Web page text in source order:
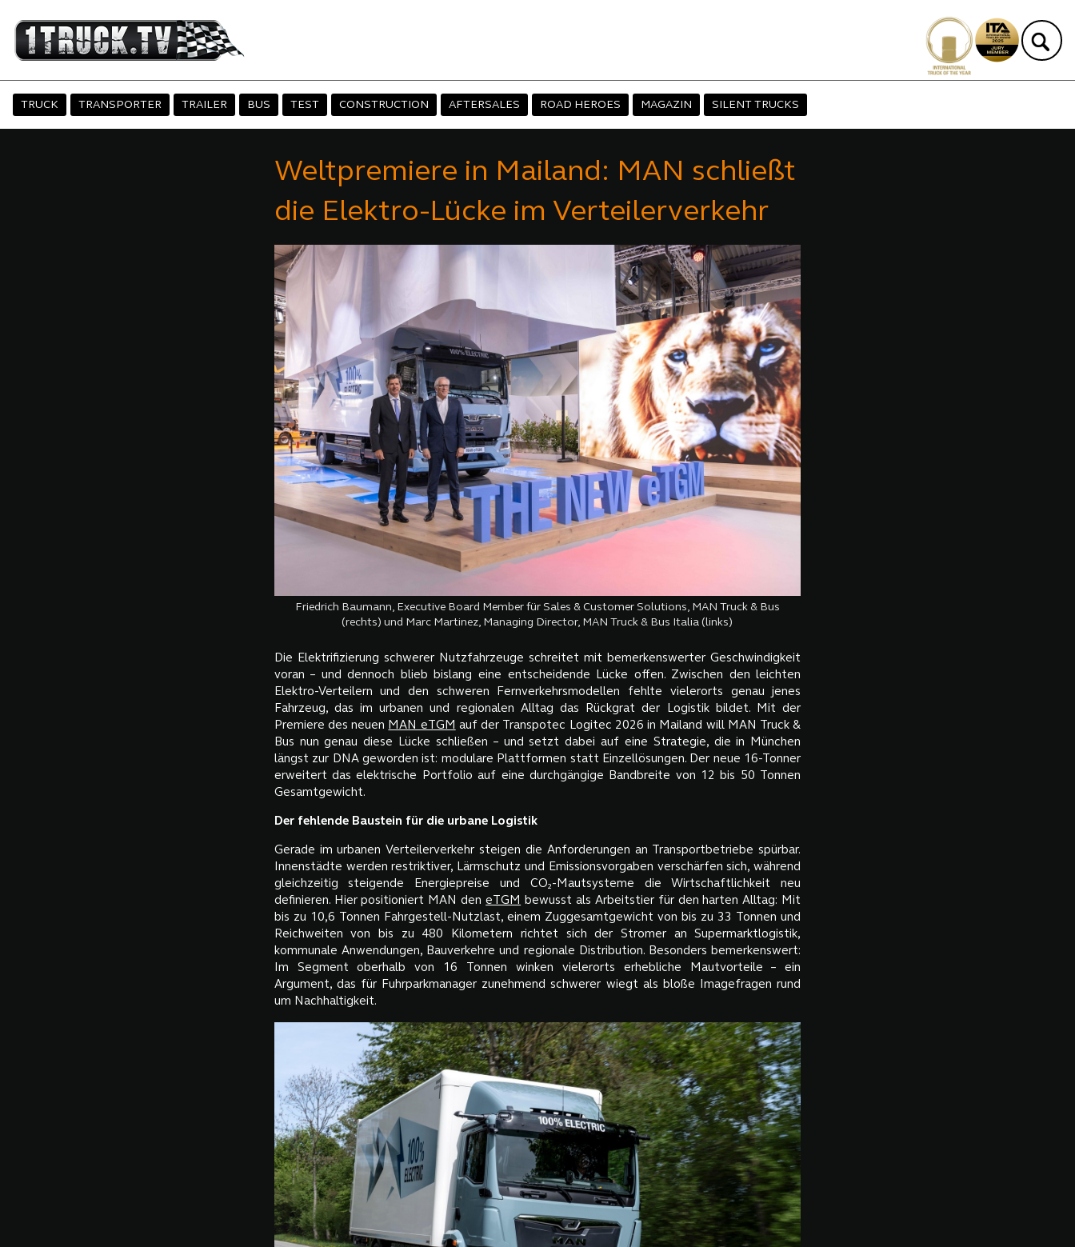
TRUCK TRANSPORTER TRAILER BUS TEST CONSTRUCTION AFTERSALES ROAD HEROES MAGAZIN SILENT TRUCKS
Weltpremiere in Mailand: MAN schließt
die Elektro-Lücke im Verteilerverkehr
Friedrich Baumann, Executive Board Member für Sales & Customer Solutions, MAN Truck & Bus
(rechts) und Marc Martinez, Managing Director, MAN Truck & Bus Italia (links)
Die Elektrifizierung schwerer Nutzfahrzeuge schreitet mit bemerkenswerter Geschwindigkeit
voran – und dennoch blieb bislang eine entscheidende Lücke offen. Zwischen den leichten
Elektro-Verteilern und den schweren Fernverkehrsmodellen fehlte vielerorts genau jenes
Fahrzeug, das im urbanen und regionalen Alltag das Rückgrat der Logistik bildet. Mit der
Premiere des neuen MAN eTGM auf der Transpotec Logitec 2026 in Mailand will MAN Truck &
Bus nun genau diese Lücke schließen – und setzt dabei auf eine Strategie, die in München
längst zur DNA geworden ist: modulare Plattformen statt Einzellösungen. Der neue 16-Tonner
erweitert das elektrische Portfolio auf eine durchgängige Bandbreite von 12 bis 50 Tonnen
Gesamtgewicht.
Der fehlende Baustein für die urbane Logistik
Gerade im urbanen Verteilerverkehr steigen die Anforderungen an Transportbetriebe spürbar.
Innenstädte werden restriktiver, Lärmschutz und Emissionsvorgaben verschärfen sich, während
gleichzeitig steigende Energiepreise und CO₂-Mautsysteme die Wirtschaftlichkeit neu
definieren. Hier positioniert MAN deneTGM bewusst als Arbeitstier für den harten Alltag: Mit
bis zu 10,6 Tonnen Fahrgestell-Nutzlast, einem Zuggesamtgewicht von bis zu 33 Tonnen und
Reichweiten von bis zu 480 Kilometern richtet sich der Stromer an Supermarktlogistik,
kommunale Anwendungen, Bauverkehre und regionale Distribution. Besonders bemerkenswert:
Im Segment oberhalb von 16 Tonnen winken vielerorts erhebliche Mautvorteile – ein
Argument, das für Fuhrparkmanager zunehmend schwerer wiegt als bloße Imagefragen rund
um Nachhaltigkeit.